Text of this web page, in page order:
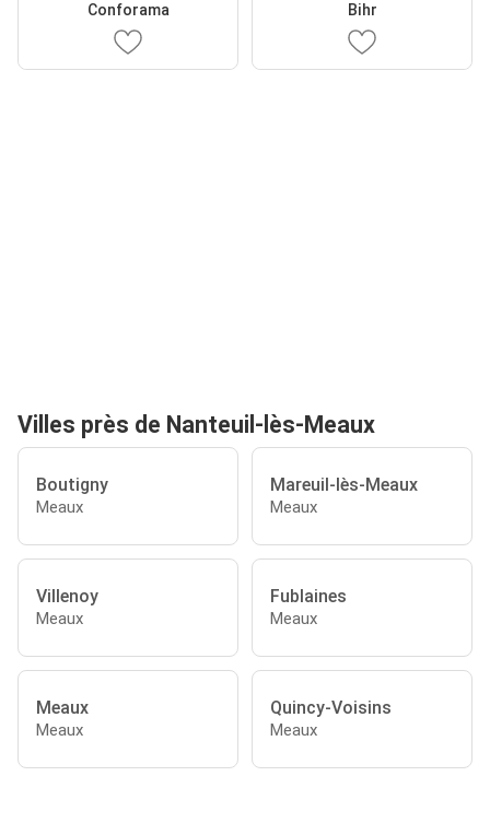
Conforama Bihr
Villes près de Nanteuil-lès-Meaux
Boutigny
Meaux
Mareuil-lès-Meaux
Meaux
Villenoy
Meaux
Fublaines
Meaux
Meaux
Meaux
Quincy-Voisins
Meaux